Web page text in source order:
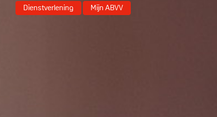
Dienstverlening Mijn ABVV